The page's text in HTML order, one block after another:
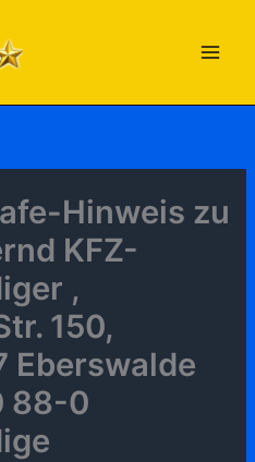
Hinweis zu
KFZ-
,
150,
Eberswalde
88-0